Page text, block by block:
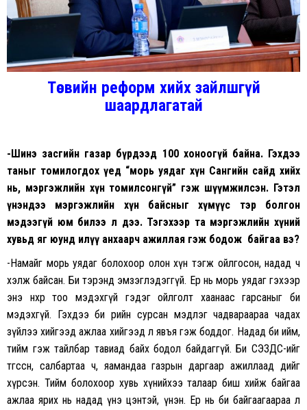
Төсвийн реформ хийх зайлшгүй
шаардлагатай
-Шинэ засгийн газар бүрдээд 100 хоноогүй байна. Гэхдээ
таныг томилогдох үед “морь уядаг хүн Сангийн сайд хийх
нь, мэргэжлийн хүн томилсонгүй” гэж шүүмжилсэн. Гэтэл
үнэндээ мэргэжлийн хүн байсныг хүмүүс тэр болгон
мэдээгүй юм билээ л дээ. Тэгэхээр та мэргэжлийн хүний
хувьд яг юунд илүү анхаарч ажиллая гэж бодож байгаа вэ?
-Намайг морь уядаг болохоор олон хүн тэгж ойлгосон, надад ч
хэлж байсан. Би тэрэнд эмзэглэдэггүй. Ер нь морь уядаг гэхээр
энэ нөхөр тоо мэдэхгүй гэдэг ойлголт хаанаас гарсаныг би
мэдэхгүй. Гэхдээ би өөрийн сурсан мэдлэг чадвараараа чадах
зүйлээ хийгээд ажлаа хийгээд л явъя гэж боддог. Надад би ийм,
тийм гэж тайлбар тавиад байх бодол байдаггүй. Би СЭЗДС-ийг
төгссөн, салбартаа ч, яамандаа газрын даргаар ажиллаад өдийг
хүрсэн. Тийм болохоор хувь хүнийхээ талаар биш хийж байгаа
ажлаа ярих нь надад үнэ цэнтэй, үнэн. Ер нь би байгаагаараа л